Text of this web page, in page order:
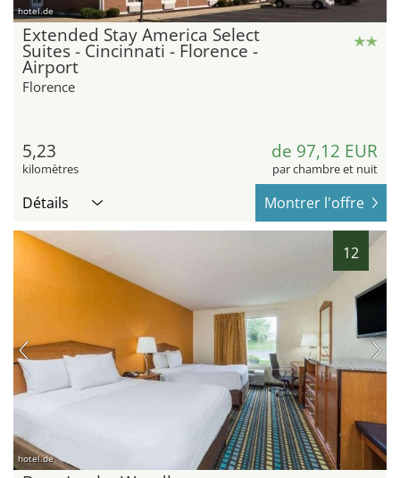
hotel.de
Extended Stay America Select
Suites - Cincinnati - Florence -
Airport
Florence
5,23
kilomètres
de 97,12 EUR
par chambre et nuit
Détails Montrer l'offre
12
hotel.de